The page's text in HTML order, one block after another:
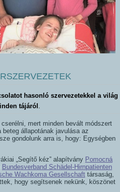
hasonló szervezetekkel a világ
tájáról .
mert minden bevált módszert
állapotának javulása az
gondolunk arra is, hogy: Egységben
„Segítő kéz” alapítvány Pomocná
Bundesverband Schädel-Hirnpatienten
Wachkoma Gesellschaft társaság,
hogy segítsenek nekünk, köszönet